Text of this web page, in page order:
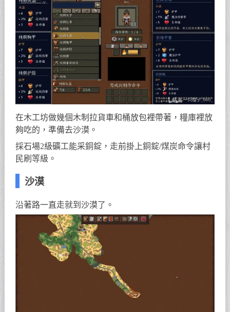
在木工坊做幾個木制拉貨車和桶放包裡帶著，糧庫裡放
夠吃的，準備去沙漠。
採石場2級礦工能采銅錠，走前掛上銅錠/煤炭命令讓村
民刷等級。
沙漠
沿著路一直走就到沙漠了。